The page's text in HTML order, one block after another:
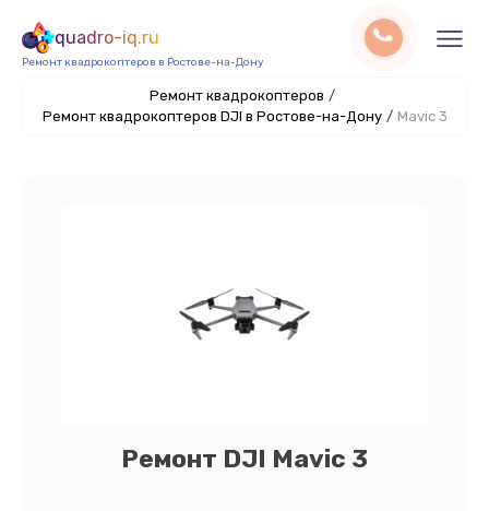
quadro-iq.ru
Ремонт квадрокоптеров в Ростове-на-Дону
Ремонт квадрокоптеров /
Ремонт квадрокоптеров DJI в Ростове-на-Дону / Mavic 3
Ремонт DJI Mavic 3